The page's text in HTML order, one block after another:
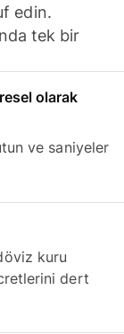
edin.
tek bir
olarak
ve saniyeler
kuru
dert